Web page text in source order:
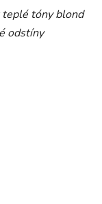
teplé tóny blond
odstíny